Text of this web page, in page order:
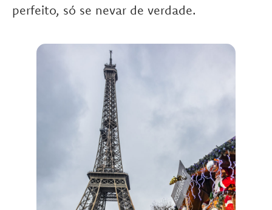
perfeito, só se nevar de verdade.